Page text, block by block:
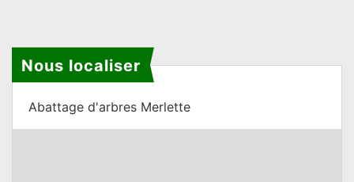
Nous localiser
Abattage d'arbres Merlette